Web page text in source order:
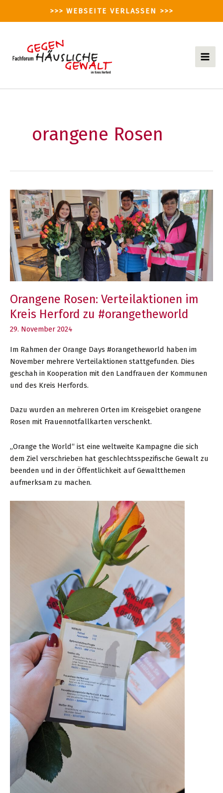
>>> WEBSEITE VERLASSEN >>>
orangene Rosen
Orangene Rosen: Verteilaktionen im
Kreis Herford zu #orangetheworld
29. November 2024
Im Rahmen der Orange Days #orangetheworld haben im
November mehrere Verteilaktionen stattgefunden. Dies
geschah in Kooperation mit den Landfrauen der Kommunen
und des Kreis Herfords.
Dazu wurden an mehreren Orten im Kreisgebiet orangene
Rosen mit Frauennotfallkarten verschenkt.
„Orange the World“ ist eine weltweite Kampagne die sich
dem Ziel verschrieben hat geschlechtsspezifische Gewalt zu
beenden und in der Öffentlichkeit auf Gewaltthemen
aufmerksam zu machen.